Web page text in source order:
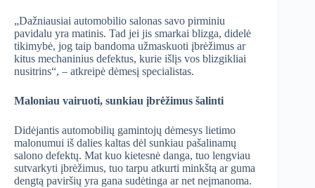
„Dažniausiai automobilio salonas savo pirminiu
pavidalu yra matinis. Tad jei jis smarkai blizga, didelė
tikimybė, jog taip bandoma užmaskuoti įbrėžimus ar
kitus mechaninius defektus, kurie išlįs vos blizgikliai
nusitrins“, – atkreipė dėmesį specialistas.
Maloniau vairuoti, sunkiau įbrėžimus šalinti
Didėjantis automobilių gamintojų dėmesys lietimo
malonumui iš dalies kaltas dėl sunkiau pašalinamų
salono defektų. Mat kuo kietesnė danga, tuo lengviau
sutvarkyti įbrėžimus, tuo tarpu atkurti minkštą ar guma
dengtą paviršių yra gana sudėtinga ar net neįmanoma.